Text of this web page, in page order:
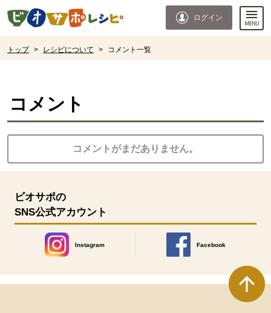
ページの先頭です。
ログイン
トップ > レシピについて > コメント一覧
コメント
コメントがまだありません。
ビオサポの
SNS公式アカウント
Instagram
別のウィンドウで開きます。
Facebook
別のウィンドウで開きます